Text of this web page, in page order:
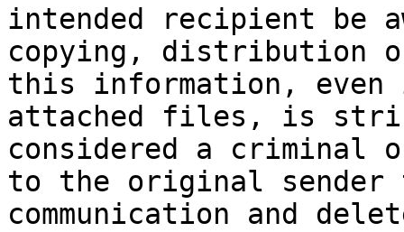
intended recipient be
copying, distribution
this information,
attached files, is
considered a criminal
to the original sender
communication and